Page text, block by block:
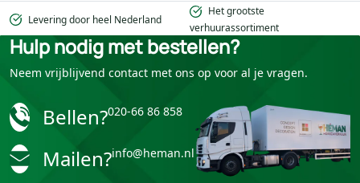
Levering door heel Nederland
Het grootste
verhuurassortiment
Hulp nodig met bestellen?
Neem vrijblijvend contact met ons op voor al je vragen.
Bellen?020-66 86 858
Mailen?info@heman.nl